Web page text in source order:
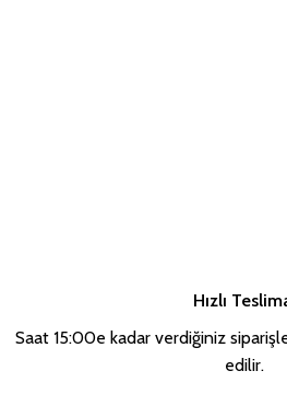
Hızlı
Saat 15:00e kadar verdiğiniz
edilir.